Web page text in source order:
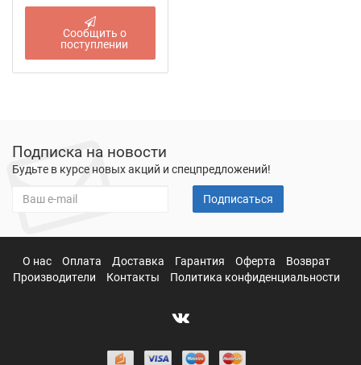
Сообщить о
поступлении
Подписка на новости
Будьте в курсе новых акций и спецпредложений!
Подписаться
О нас Оплата Доставка Гарантия Оферта
Возврат
Производители
Контакты Политика конфиденциальности